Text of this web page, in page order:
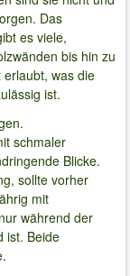
Das
es viele,
bis hin zu
was die
ist.
schmaler
Blicke.
sollte vorher
mit
während der
ist. Beide